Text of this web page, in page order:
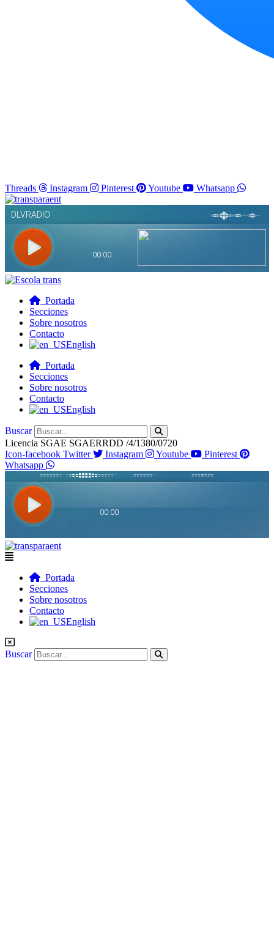
Threads Instagram Pinterest Youtube Whatsapp
Portada
Secciones
Sobre nosotros
Contacto
English
Portada
Secciones
Sobre nosotros
Contacto
English
Buscar
Licencia SGAE SGAERRDD /4/1380/0720
Icon-facebook Twitter Instagram Youtube
Pinterest
Whatsapp
Flyout
Portada
Secciones
Sobre nosotros
Contacto
English
Buscar